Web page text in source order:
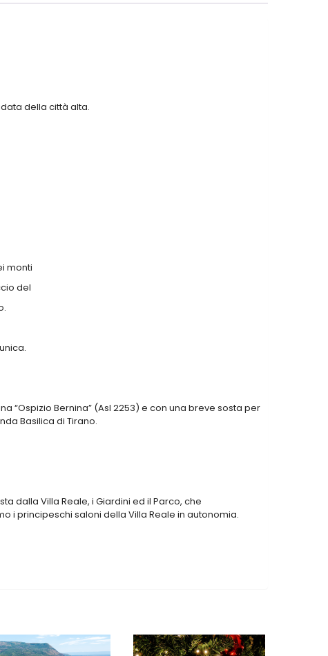
della città alta.
monti
del
“Ospizio Bernina” (Asl 2253) e con una breve sosta per
Basilica di Tirano.
dalla Villa Reale, i Giardini ed il Parco, che
i principeschi saloni della Villa Reale in autonomia.